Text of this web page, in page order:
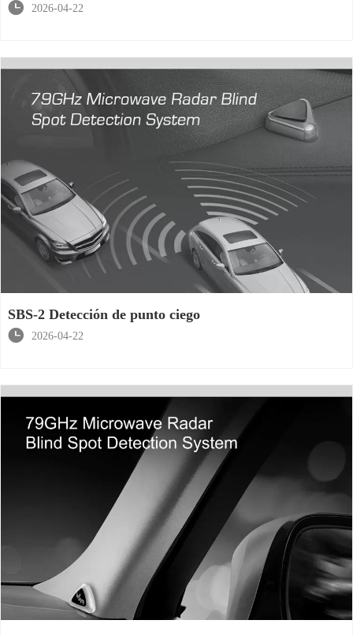

2026-04-22
SBS-2 Detección de punto ciego

2026-04-22